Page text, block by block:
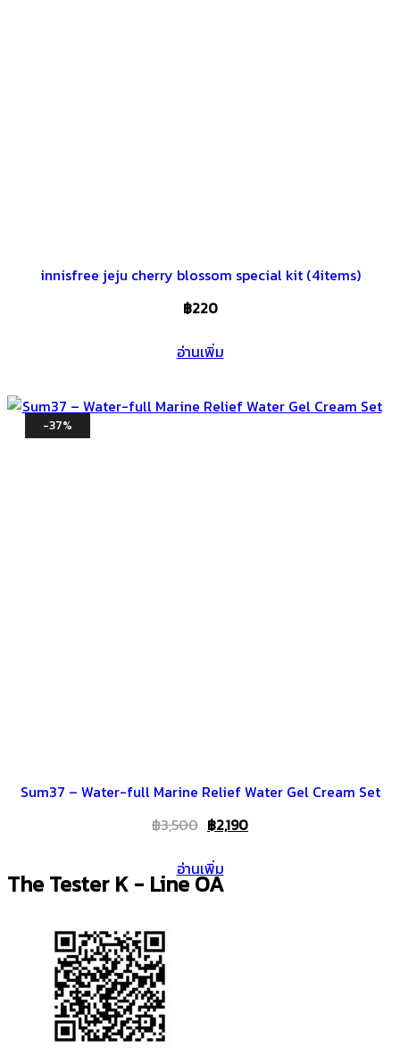
innisfree jeju cherry blossom special kit (4items)
฿220
อ่านเพิ่ม
-37%
Sum37 – Water-full Marine Relief Water Gel Cream Set
฿3,500 Original
was:
฿3,500.
฿2,190Current
อ่านเพิ่ม
The Tester K - Line OA